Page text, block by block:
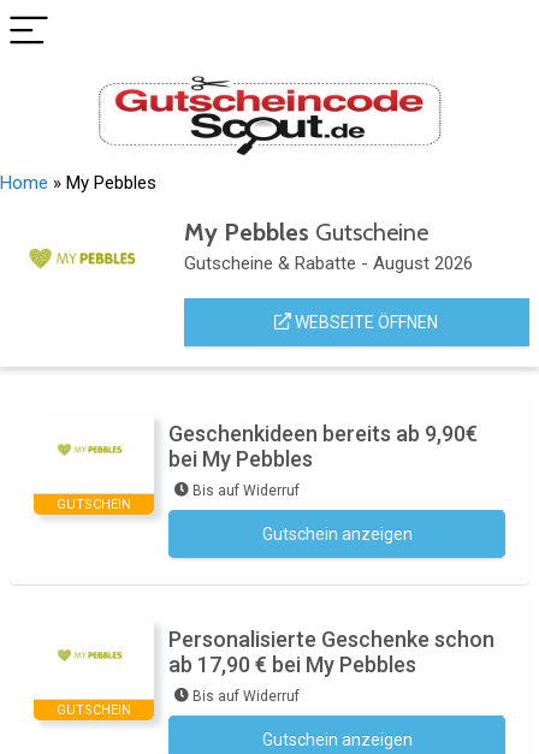
Home » My Pebbles
My Pebbles Gutscheine
Gutscheine & Rabatte - August 2026
WEBSEITE ÖFFNEN
GUTSCHEIN
Geschenkideen bereits ab 9,90€
bei My Pebbles
Bis auf Widerruf
Gutschein anzeigen
GUTSCHEIN
Personalisierte Geschenke schon
ab 17,90 € bei My Pebbles
Bis auf Widerruf
Gutschein anzeigen